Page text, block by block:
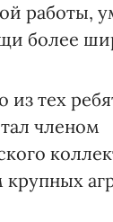
работы,
более
из тех
членом
крупных